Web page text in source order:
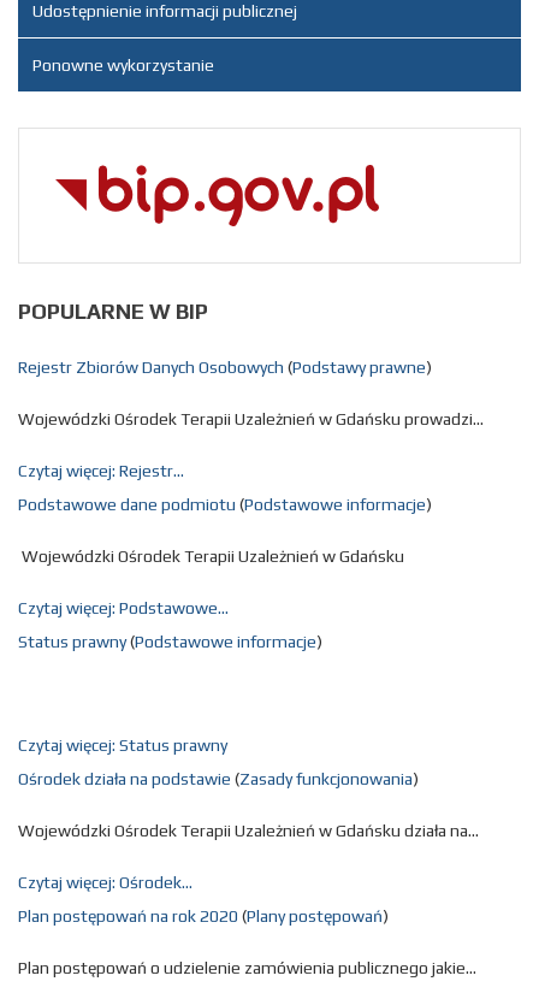
Udostępnienie informacji publicznej
Ponowne wykorzystanie
POPULARNE W BIP
Rejestr Zbiorów Danych Osobowych (Podstawy prawne)
Wojewódzki Ośrodek Terapii Uzależnień w Gdańsku prowadzi...
Czytaj więcej: Rejestr...
Podstawowe dane podmiotu (Podstawowe informacje)
Wojewódzki Ośrodek Terapii Uzależnień w Gdańsku
Czytaj więcej: Podstawowe...
Status prawny(Podstawowe informacje)
Czytaj więcej: Status prawny
Ośrodek działa na podstawie (Zasady funkcjonowania)
Wojewódzki Ośrodek Terapii Uzależnień w Gdańsku działa na...
Czytaj więcej: Ośrodek...
Plan postępowań na rok 2020 (Plany postępowań)
Plan postępowań o udzielenie zamówienia publicznego jakie...